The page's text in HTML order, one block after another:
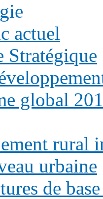
actuel
Stratégique
global
rural
urbaine
de